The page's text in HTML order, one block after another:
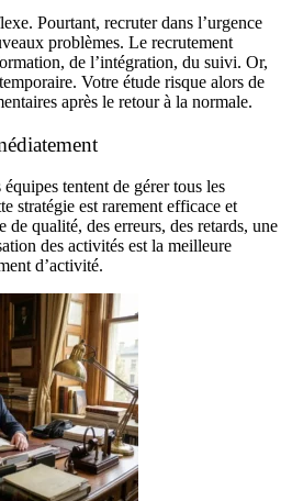
Pourtant, recruter dans l’urgence
problèmes. Le recrutement
de l’intégration, du suivi. Or,
Votre étude risque alors de
après le retour à la normale.
tentent de gérer tous les
stratégie est rarement efficace et
de qualité, des erreurs, des retards, une
des activités est la meilleure
d’activité.